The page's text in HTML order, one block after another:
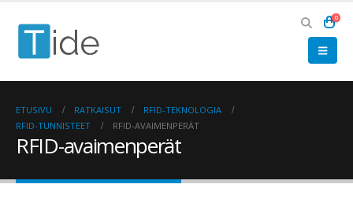
0
ETUSIVU RATKAISUT
RFID-TEKNOLOGIA
RFID-TUNNISTEET
RFID-AVAIMENPERÄT
RFID-avaimenperät